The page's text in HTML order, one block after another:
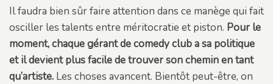
Il faudra bien sûr faire attention dans ce manège qui fait
osciller les talents entre méritocratie et piston. Pour le
moment, chaque gérant de comedy club a sa politique
et il devient plus facile de trouver son chemin en tant
qu’artiste. Les choses avancent. Bientôt peut-être, on